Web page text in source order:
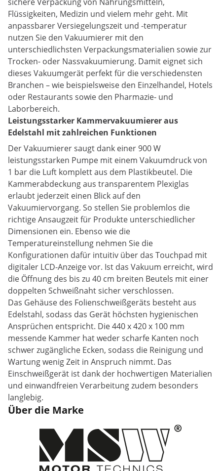
Flüssigkeiten, Medizin und vielem mehr geht. Mit
anpassbarer Versiegelungszeit und -temperatur
nutzen Sie den Vakuumierer mit den
unterschiedlichsten Verpackungsmaterialien sowie zur
Trocken- oder Nassvakuumierung. Damit eignet sich
dieses Vakuumgerät perfekt für die verschiedensten
Branchen – wie beispielsweise den Einzelhandel, Hotels
oder Restaurants sowie den Pharmazie- und
Laborbereich.
Leistungsstarker Kammervakuumierer aus
Edelstahl mit zahlreichen Funktionen
Der Vakuumierer saugt dank einer 900 W
leistungsstarken Pumpe mit einem Vakuumdruck von
1 bar die Luft komplett aus dem Plastikbeutel. Die
Kammerabdeckung aus transparentem Plexiglas
erlaubt jederzeit einen Blick auf den
Vakuumiervorgang. So stellen Sie problemlos die
richtige Ansaugzeit für Produkte unterschiedlicher
Dimensionen ein. Ebenso wie die
Temperatureinstellung nehmen Sie die
Konfigurationen dafür intuitiv über das Touchpad mit
digitaler LCD-Anzeige vor. Ist das Vakuum erreicht, wird
die Öffnung des bis zu 40 cm breiten Beutels mit einer
doppelten Schweißnaht sicher verschlossen.
Das Gehäuse des Folienschweißgeräts besteht aus
Edelstahl, sodass das Gerät höchsten hygienischen
Ansprüchen entspricht. Die 440 x 420 x 100 mm
messende Kammer hat weder scharfe Kanten noch
schwer zugängliche Ecken, sodass die Reinigung und
Wartung wenig Zeit in Anspruch nimmt. Das
Einschweißgerät ist dank der hochwertigen Materialien
und einwandfreien Verarbeitung zudem besonders
langlebig.
Über die Marke